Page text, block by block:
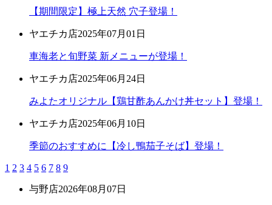
【期間限定】極上天然 穴子登場！
ヤエチカ店2025年07月01日
車海老と旬野菜 新メニューが登場！
ヤエチカ店2025年06月24日
みよたオリジナル【鶏甘酢あんかけ丼セット】登場！
ヤエチカ店2025年06月10日
季節のおすすめに【冷し鴨茄子そば】登場！
1 2 3 4 5 6 7 8 9
与野店2026年08月07日